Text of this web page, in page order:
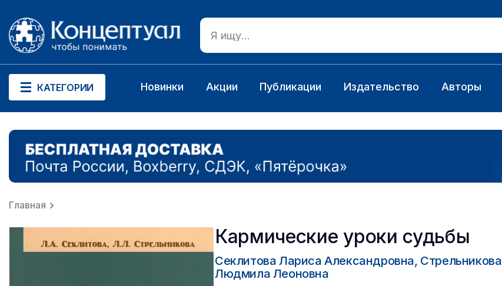
КАТЕГОРИИ Новинки Акции Публикации Издательство Авторы
Главная
Кармические уроки судьбы
Секлитова Лариса Александровна, Стрельникова
Людмила Леоновна